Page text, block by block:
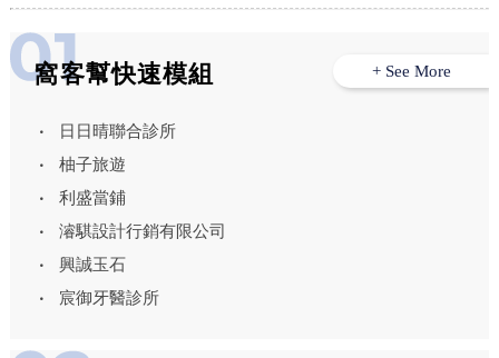
窩客幫快速模組
日日晴聯合診所
柚子旅遊
利盛當鋪
濬騏設計行銷有限公司
興誠玉石
宸御牙醫診所
+ See More